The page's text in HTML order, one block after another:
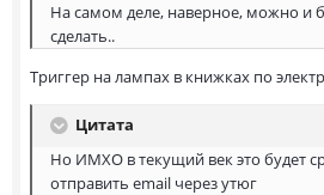
На самом деле, наверное, можно и
сделать..
Триггер на лампах в книжках по
Цитата
Но ИМХО в текущий век это будет
отправить email через утюг